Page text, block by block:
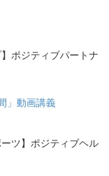
ポジティブパートナ
」動画講義
ツ】ポジティブヘル